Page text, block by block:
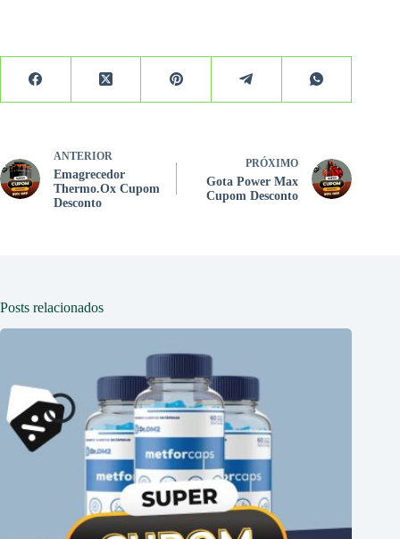
ANTERIOR
Emagrecedor
Thermo.Ox Cupom
Desconto
PRÓXIMO
Gota Power Max
Cupom Desconto
Posts relacionados